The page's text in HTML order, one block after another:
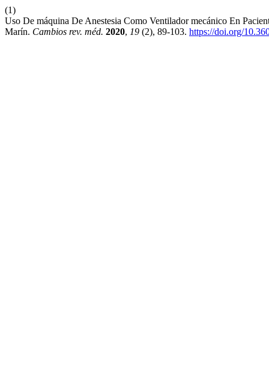
(1)
Uso De máquina De Anestesia Como Ventilador mecánico En
Marín. Cambios rev. méd. 2020, 19 (2), 89-103. https://doi.org/